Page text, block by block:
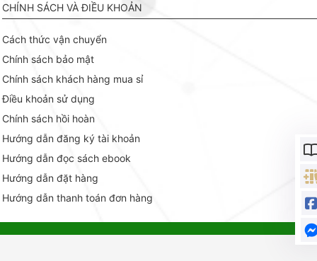
CHÍNH SÁCH VÀ ĐIỀU KHOẢN
Cách thức vận chuyển
Chính sách bảo mật
Chính sách khách hàng mua sỉ
Điều khoản sử dụng
Chính sách hồi hoàn
Hướng dẫn đăng ký tài khoản
Hướng dẫn đọc sách ebook
Hướng dẫn đặt hàng
Hướng dẫn thanh toán đơn hàng